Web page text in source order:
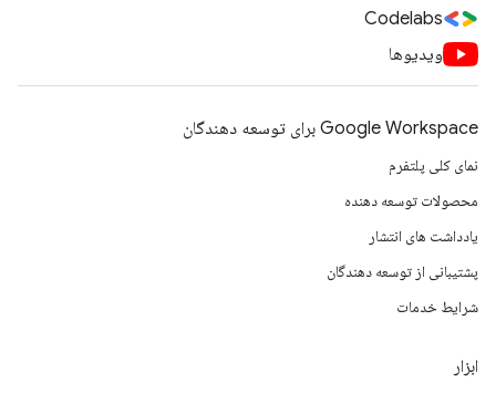
Codelabs
ویدیوها
Google Workspace برای توسعه دهندگان
نمای کلی پلتفرم
محصولات توسعه دهنده
یادداشت های انتشار
پشتیبانی از توسعه دهندگان
شرایط خدمات
ابزار